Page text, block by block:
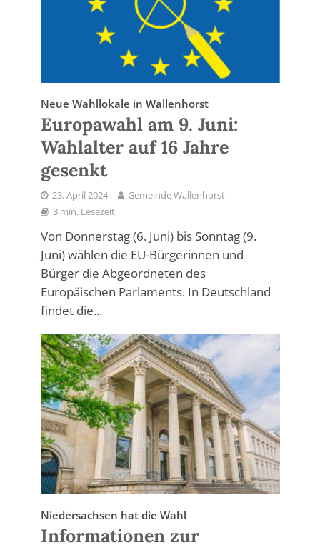
Neue Wahllokale in Wallenhorst
Europawahl am 9. Juni:
Wahlalter auf 16 Jahre
gesenkt
23. April 2024
Gemeinde Wallenhorst
3 min. Lesezeit
Von Donnerstag (6. Juni) bis Sonntag (9.
Juni) wählen die EU-Bürgerinnen und
Bürger die Abgeordneten des
Europäischen Parlaments. In Deutschland
findet die...
Niedersachsen hat die Wahl
Informationen zur